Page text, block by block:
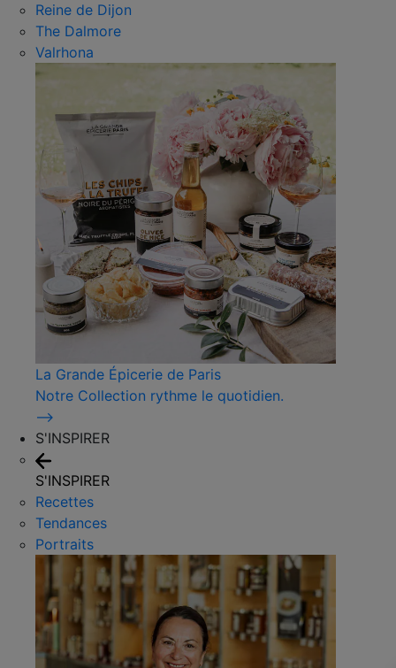
Reine de Dijon
The Dalmore
Valrhona
La Grande Épicerie de Paris
Notre Collection rythme le quotidien.
⟶
S'INSPIRER
S'INSPIRER
Recettes
Tendances
Portraits